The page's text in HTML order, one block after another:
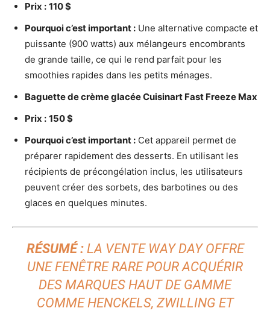
Prix : 110 $
Pourquoi c’est important : Une alternative compacte et
puissante (900 watts) aux mélangeurs encombrants
de grande taille, ce qui le rend parfait pour les
smoothies rapides dans les petits ménages.
Baguette de crème glacée Cuisinart Fast Freeze Max
Prix : 150 $
Pourquoi c’est important : Cet appareil permet de
préparer rapidement des desserts. En utilisant les
récipients de précongélation inclus, les utilisateurs
peuvent créer des sorbets, des barbotines ou des
glaces en quelques minutes.
RÉSUMÉ :LA VENTE WAY DAY OFFRE
UNE FENÊTRE RARE POUR ACQUÉRIR
DES MARQUES HAUT DE GAMME
COMME HENCKELS, ZWILLING ET